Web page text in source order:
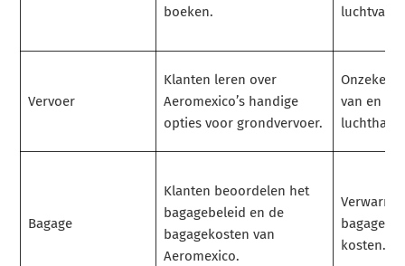
boeken.
Vervoer
Klanten leren over
Aeromexico’s handige
opties voor grondvervoer.
van en
Bagage
Klanten beoordelen het
bagagebeleid en de
bagagekosten van
Aeromexico.
kosten.